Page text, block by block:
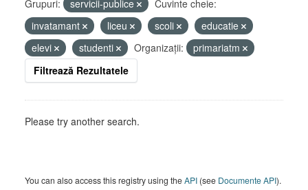
Grupuri: servicii-publice
Cuvinte cheie:
invatamant
liceu scoli
educatie
elevi
studenti Organizații:
primariatm
Filtrează Rezultatele
Please try another search.
You can also access this registry using theAPI (see Documente API).